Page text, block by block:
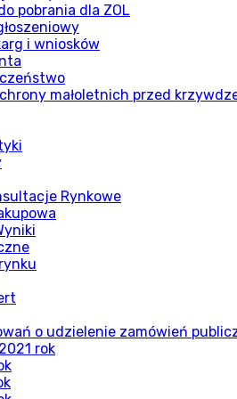
pobrania dla ZOL
i wniosków
małoletnich przed
Rynkowe
o udzielenie zamówień
rok